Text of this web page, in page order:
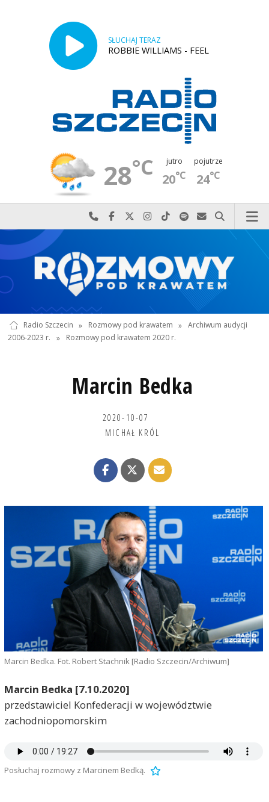
SŁUCHAJ TERAZ
ROBBIE WILLIAMS - FEEL
28°C jutro
20°C
pojutrze
24°C
Najlepiej po prostu do nas zadzwoń
Odwiedź nas na Facebook-u
Odwiedź nas na X
Odwiedź nas na Instagram-ie
Odwiedź nas na TikTok-u
Szukaj nas na Spotify
Wyślij do nas
Szukaj
Radio Szczecin » Rozmowy pod krawatem » Archiwum audycji
2006-2023 r.
» Rozmowy pod krawatem 2020 r.
Marcin Bedka
2020-10-07
MICHAŁ KRÓL
Marcin Bedka. Fot. Robert Stachnik [Radio Szczecin/Archiwum]
Marcin Bedka [7.10.2020]
przedstawiciel Konfederacji w województwie
zachodniopomorskim
Posłuchaj rozmowy z Marcinem Bedką.